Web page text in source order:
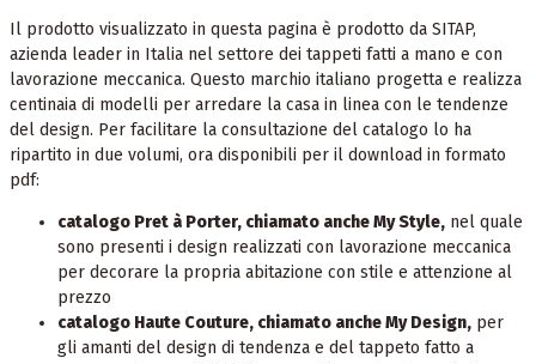
Il prodotto visualizzato in questa pagina è prodotto da SITAP,
azienda leader in Italia nel settore dei tappeti fatti a mano e con
lavorazione meccanica. Questo marchio italiano progetta e realizza
centinaia di modelli per arredare la casa in linea con le tendenze
del design. Per facilitare la consultazione del catalogo lo ha
ripartito in due volumi, ora disponibili per il download in formato
pdf:
catalogo Pret à Porter, chiamato anche My Style, nel quale
sono presenti i design realizzati con lavorazione meccanica
per decorare la propria abitazione con stile e attenzione al
prezzo
catalogo Haute Couture, chiamato anche My Design, per
gli amanti del design di tendenza e del tappeto fatto a